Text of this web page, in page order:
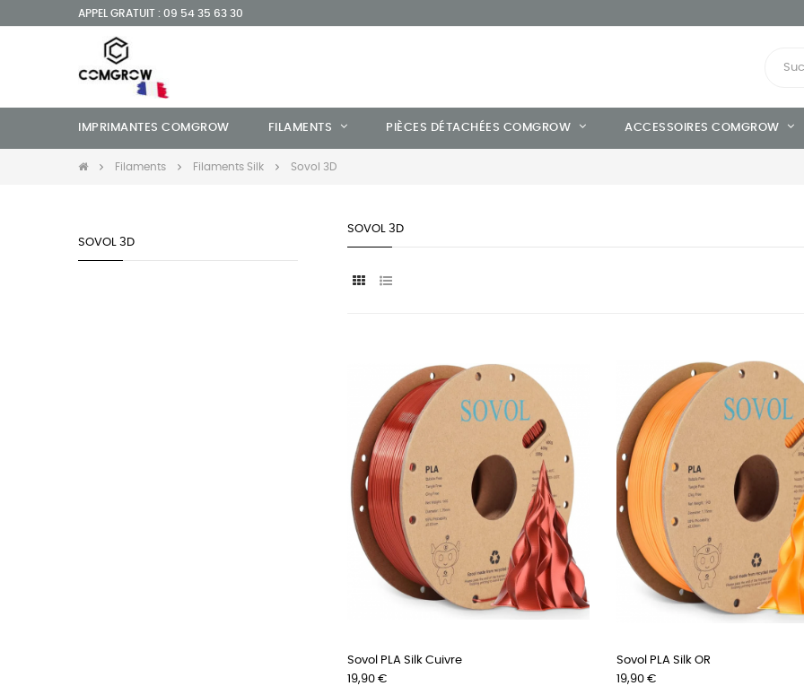
APPEL GRATUIT : 09 54 35 63 30
IMPRIMANTES COMGROW FILAMENTS PIÈCES DÉTACHÉES COMGROW ACCESSOIRES COMGROW
Filaments Filaments Silk Sovol 3D
SOVOL 3D
SOVOL 3D
Sovol PLA Silk Cuivre
Preis
19,90 €
Sovol PLA Silk OR
Preis
19,90 €